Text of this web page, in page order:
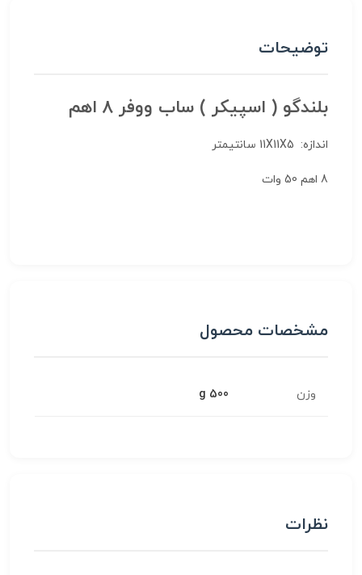
توضیحات
بلندگو ( اسپیکر ) ساب ووفر 8 اهم
اندازه: 11X11X5 سانتیمتر
8 اهم 50 وات
مشخصات محصول
وزن 500 g
نظرات